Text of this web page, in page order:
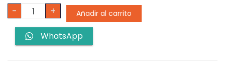
-
Cable
UTP
Hikvision
DS-
1LN6U-
+ Añadir al carrito
WhatsApp